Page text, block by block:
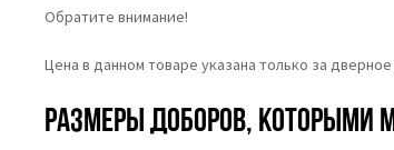
Обратите внимание!
Цена в данном товаре указана только за
Размеры доборов, которыми